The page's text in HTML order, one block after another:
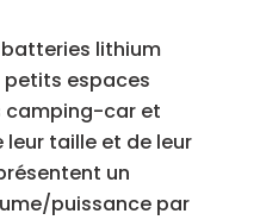
batteries lithium
petits espaces
camping-car et
taille et de leur
un
puissance par